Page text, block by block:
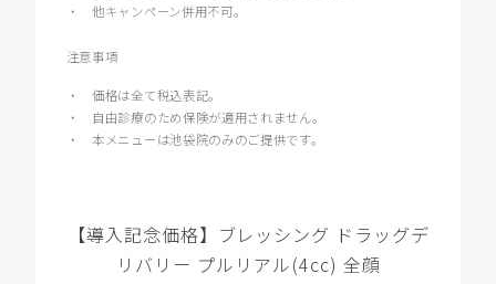
・他キャンペーン併用不可。
注意事項
・価格は全て税込表記。
・
自由診療のため保険が適用されません。
・本メニューは池袋院のみのご提供です。
【導入記念価格】ブレッシング ドラッグデ
リバリー プルリアル(4cc) 全顔